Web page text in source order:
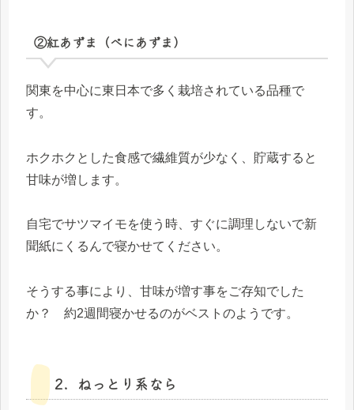
②紅あずま（べにあずま）
関東を中心に東日本で多く栽培されている品種で
す。
ホクホクとした食感で繊維質が少なく、貯蔵すると
甘味が増します。
自宅でサツマイモを使う時、すぐに調理しないで新
聞紙にくるんで寝かせてください。
そうする事により、甘味が増す事をご存知でした
か？ 約2週間寝かせるのがベストのようです。
2．ねっとり系なら